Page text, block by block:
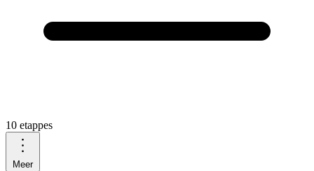
10 etappes
Meer